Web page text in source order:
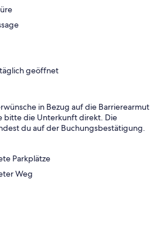
geöffnet
in Bezug auf die Barrierearmut
bitte die Unterkunft direkt. Die
du auf der Buchungsbestätigung.
Parkplätze
Weg